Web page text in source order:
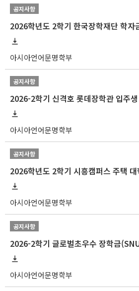
공지사항
2026학년도 2학기 한국장학재단 학
아시아언어문명학부
공지사항
아시아언어문명학부
공지사항
아시아언어문명학부
공지사항
아시아언어문명학부